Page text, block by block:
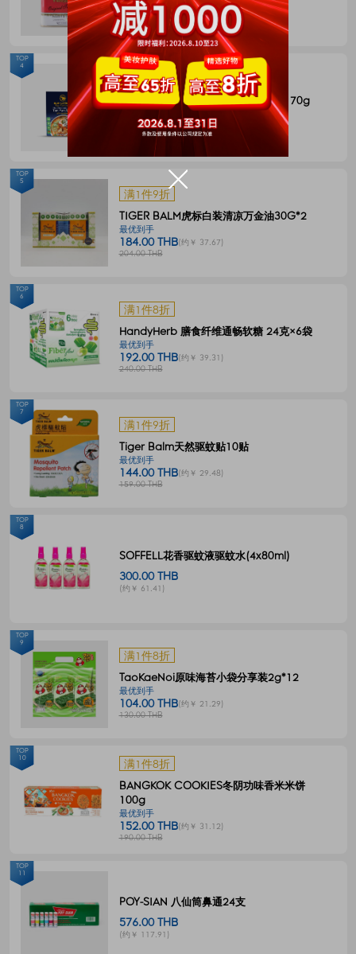
144.00 THB(约￥ 29.48)
180.00 THB
满1件8折
BLUE ELEPHANT 冬阴功一体式汤料 70g
55.00 THB(约￥ 11.26)
68.00 THB
TOP
4
满1件9折
TIGER BALM虎标白装清凉万金油30G*2
最优到手
184.00 THB(约￥ 37.67)
204.00 THB
TOP
5
满1件8折
HandyHerb 膳食纤维通畅软糖 24克×6袋
最优到手
192.00 THB(约￥ 39.31)
240.00 THB
TOP
6
满1件9折
Tiger Balm天然驱蚊贴10贴
最优到手
144.00 THB(约￥ 29.48)
159.00 THB
TOP
7
SOFFELL花香驱蚊液驱蚊水(4x80ml)
300.00 THB
(约￥ 61.41)
TOP
8
满1件8折
TaoKaeNoi原味海苔小袋分享装2g*12
最优到手
104.00 THB(约￥ 21.29)
130.00 THB
TOP
9
满1件8折
BANGKOK COOKIES冬阴功味香米米饼
100g
最优到手
152.00 THB(约￥ 31.12)
190.00 THB
TOP
10
POY-SIAN 八仙筒鼻通24支
576.00 THB
(约￥ 117.91)
TOP
11